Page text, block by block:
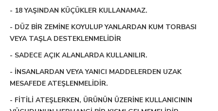
- 18 YAŞINDAN KÜÇÜKLER KULLANAMAZ.
- DÜZ BİR ZEMİNE KOYULUP YANLARDAN KUM TORBASI
VEYA TAŞLA DESTEKLENMELİDİR
- SADECE AÇIK ALANLARDA KULLANILIR.
- İNSANLARDAN VEYA YANICI MADDELERDEN UZAK
MESAFEDE ATEŞLENMELİDİR.
- FİTİLİ ATEŞLERKEN, ÜRÜNÜN ÜZERİNE KULLANICININ